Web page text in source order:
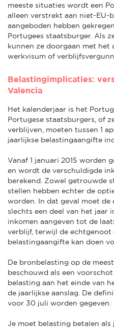
meeste situaties wordt een
alleen verstrekt aan niet-EU-
aangeboden hebben
Portugees staatsburger. Als
kunnen ze doorgaan met het
werkvisum of
Belastingimplicaties:
Valencia
Het kalenderjaar is het
Portugese staatsburgers, of
verblijven, moeten tussen 1
jaarlijkse belastingaangifte
Vanaf 1 januari 2015 worden
en wordt de verschuldigde
berekend. Zowel getrouwde
stellen hebben echter de
worden. In dat geval moet
slechts een deel van het jaar
inkomen aangeven tot de
verblijf, terwijl de echtgenoot
belastingaangifte kan doen
De bronbelasting op de
beschouwd als een
belasting aan het einde van
de jaarlijkse aanslag. De
voor 30 juli worden gegeven.
Je moet belasting betalen